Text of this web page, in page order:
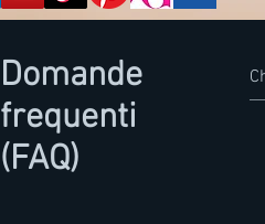
Domande
frequenti
(FAQ)